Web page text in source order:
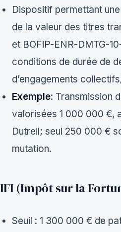
Dispositif permettant
de la valeur des titres
et BOFiP-ENR-DMTG-
conditions de durée de
d’engagements
Exemple: Transmission
valorisées 1 000 000 €,
Dutreil; seul 250 000 €
mutation.
IFI (Impôt sur la
Seuil : 1 300 000 € de